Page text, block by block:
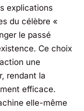
explications
du célèbre «
le passé
Ce choix
une
rendant la
efficace.
elle-même